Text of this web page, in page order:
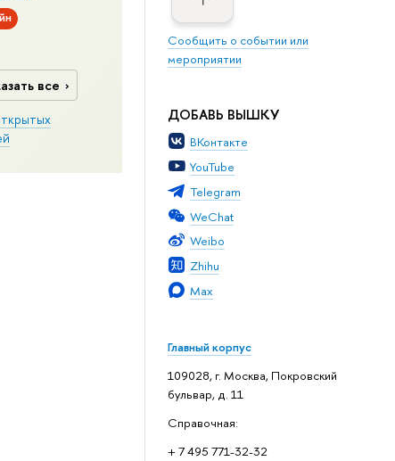
Сообщить о событии или
мероприятии
ДОБАВЬ ВЫШКУ
ВКонтакте
YouTube
Telegram
WeChat
Weibo
Zhihu
Max
Главный корпус
109028, г. Москва, Покровский
бульвар, д. 11
Справочная:
+ 7 495 771-32-32
все